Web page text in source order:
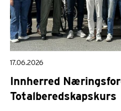
17.06.2026
Innherred
Totalberedskapskurs